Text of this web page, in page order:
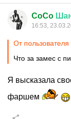
CoCo
16:53,
От пользователя
Что за замес с
Я высказала
фаршем